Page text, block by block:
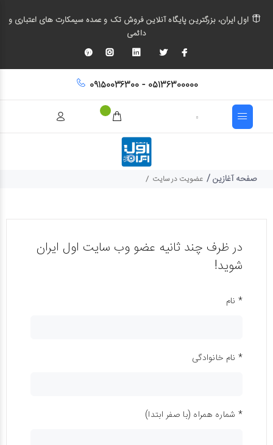
اول ایران، بزرگترین پایگاه آنلاین فروش تک و عمده سیمکارت های اعتباری و
دائمی
۰۹۱۵۰۰۳۶۳۰۰ - ۰۵۱۳۶۳۰۰۰۰۰
صفحه آغازین/ عضویت در سایت
در ظرف چند ثانیه عضو وب سایت اول ایران
شوید!
* نام
* نام خانوادگی
* شماره همراه (با صفر ابتدا)